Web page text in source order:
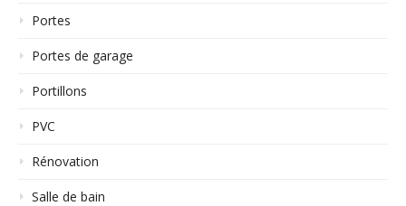
Portes
Portes de garage
Portillons
PVC
Rénovation
Salle de bain